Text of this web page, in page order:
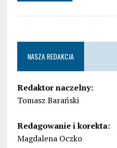
NASZA REDAKCJA
Redaktor naczelny:
Tomasz Barański
Redagowanie i korekta:
Magdalena Oczko